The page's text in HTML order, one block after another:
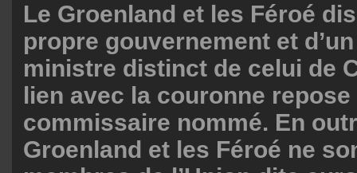
Le Groenland et les Féroé
propre gouvernement et
ministre distinct de celui de
lien avec la couronne
commissaire nommé. En
Groenland et les Féroé ne